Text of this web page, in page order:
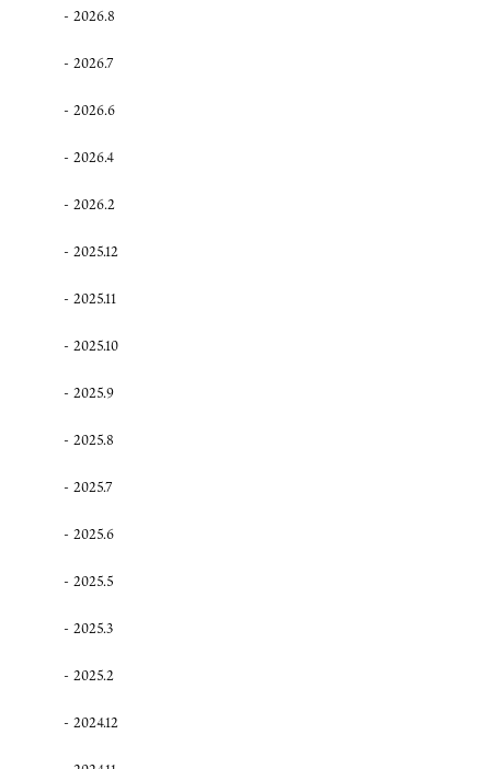
2026.8
2026.7
2026.6
2026.4
2026.2
2025.12
2025.11
2025.10
2025.9
2025.8
2025.7
2025.6
2025.5
2025.3
2025.2
2024.12